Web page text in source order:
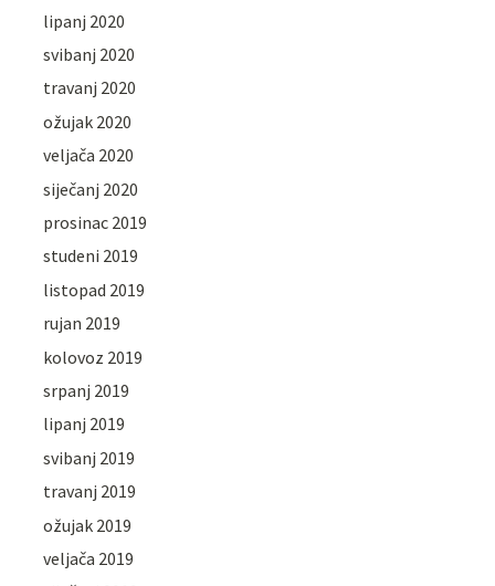
lipanj 2020
svibanj 2020
travanj 2020
ožujak 2020
veljača 2020
siječanj 2020
prosinac 2019
studeni 2019
listopad 2019
rujan 2019
kolovoz 2019
srpanj 2019
lipanj 2019
svibanj 2019
travanj 2019
ožujak 2019
veljača 2019